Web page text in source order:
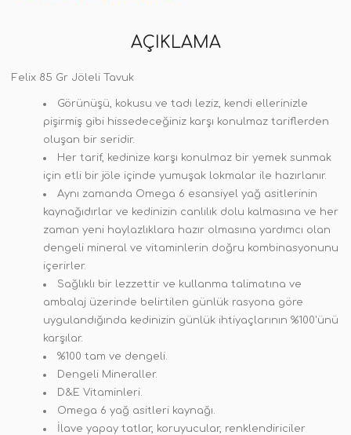
AÇIKLAMA
Felix 85 Gr Jöleli Tavuk
Görünüşü, kokusu ve tadı leziz, kendi ellerinizle
pişirmiş gibi hissedeceğiniz karşı konulmaz tariflerden
oluşan bir seridir.
Her tarif, kedinize karşı konulmaz bir yemek sunmak
için etli bir jöle içinde yumuşak lokmalar ile hazırlanır.
Aynı zamanda Omega 6 esansiyel yağ asitlerinin
kaynağıdırlar ve kedinizin canlılık dolu kalmasına ve her
zaman yeni haylazlıklara hazır olmasına yardımcı olan
dengeli mineral ve vitaminlerin doğru kombinasyonunu
içerirler.
Sağlıklı bir lezzettir ve kullanma talimatına ve
ambalaj üzerinde belirtilen günlük rasyona göre
uygulandığında kedinizin günlük ihtiyaçlarının %100'ünü
karşılar.
%100 tam ve dengeli.
Dengeli Mineraller.
D&E Vitaminleri.
Omega 6 yağ asitleri kaynağı.
İlave yapay tatlar, koruyucular, renklendiriciler